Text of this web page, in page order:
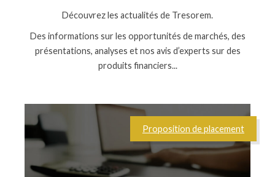
Découvrez les actualités de Tresorem.
Des informations sur les opportunités de marchés, des
présentations, analyses et nos avis d’experts sur des
produits financiers...
Proposition de placement